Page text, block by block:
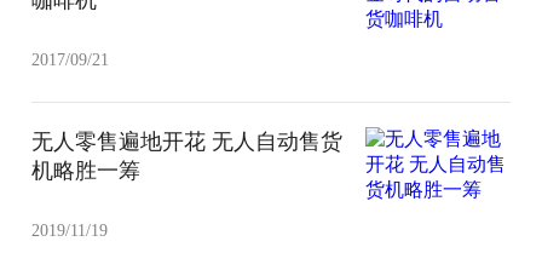
2017/09/21
无人零售遍地开花 无人自动售货
机略胜一筹
2019/11/19